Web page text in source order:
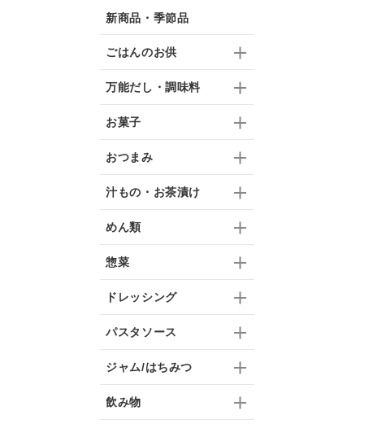
新商品・季節品
ごはんのお供
万能だし・調味料
お菓子
おつまみ
汁もの・お茶漬け
めん類
惣菜
ドレッシング
パスタソース
ジャム/はちみつ
飲み物